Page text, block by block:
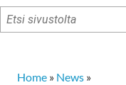
Home » News »